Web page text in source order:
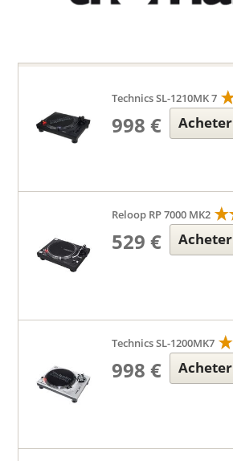
Technics SL-1210MK 7
998 € Acheter
Reloop RP 7000 MK2
529 € Acheter
Technics SL-1200MK7
998 € Acheter